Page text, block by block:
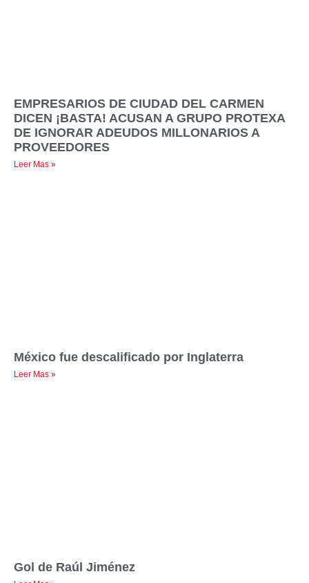
EMPRESARIOS DE CIUDAD DEL CARMEN
DICEN ¡BASTA! ACUSAN A GRUPO PROTEXA
DE IGNORAR ADEUDOS MILLONARIOS A
PROVEEDORES
Leer Mas »
México fue descalificado por Inglaterra
Leer Mas »
Gol de Raúl Jiménez